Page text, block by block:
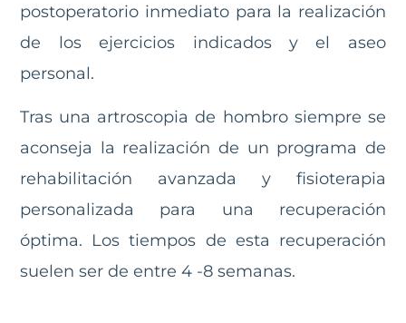
postoperatorio inmediato para la realización
de los ejercicios indicados y el aseo
personal.
Tras una artroscopia de hombro siempre se
aconseja la realización de un programa de
rehabilitación avanzada y fisioterapia
personalizada para una recuperación
óptima. Los tiempos de esta recuperación
suelen ser de entre 4 -8 semanas.